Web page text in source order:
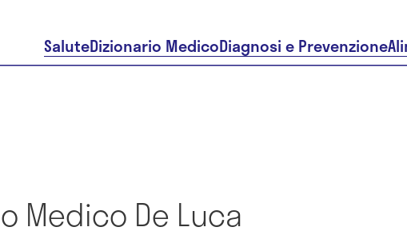
SaluteDizionario MedicoDiagnosi e Prevenzione
Medico De Luca